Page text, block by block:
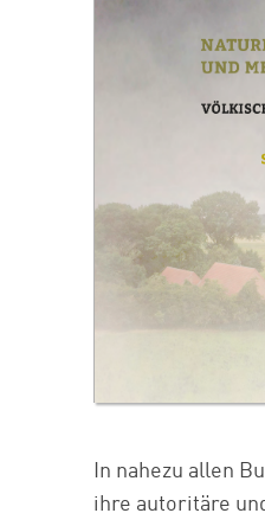
In nahezu allen
ihre autoritäre